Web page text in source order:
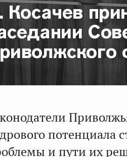
Косачев
потенциала
и пути их